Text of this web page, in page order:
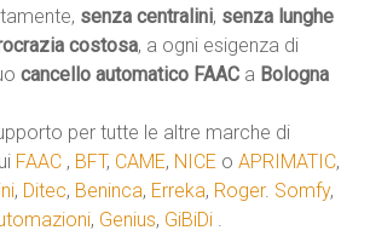
senza centralini, senza lunghe
costosa, a ogni esigenza di
cancello automatico FAAC a Bologna
per tutte le altre marche di
FAAC , BFT, CAME, NICE oAPRIMATIC,
, Ditec, Beninca, Erreka, Roger. Somfy,
, Genius, GiBiDi .